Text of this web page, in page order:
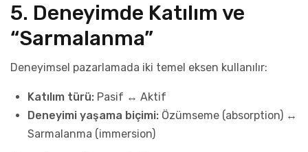
5. Deneyimde Katılım ve
“Sarmalanma”
Deneyimsel pazarlamada iki temel eksen kullanılır:
Katılım türü: Pasif ↔ Aktif
Deneyimi yaşama biçimi: Özümseme (absorption) ↔
Sarmalanma (immersion)